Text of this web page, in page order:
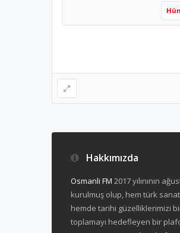
Hakkımızda
Osmanli FM 2017 yılınının
kurulmuş olup, hem türk
hemde tarihi güzelliklerimizi
toplamayı hedefleyen bir